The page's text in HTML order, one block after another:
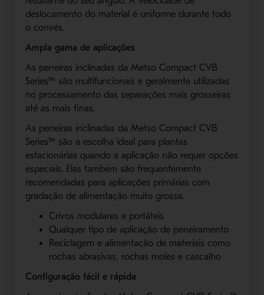
deslocamento do material é uniforme durante todo
o convés.
Ampla gama de aplicações
As peneiras inclinadas da Metso Compact CVB
Series™ são multifuncionais e geralmente utilizadas
no processamento das separações mais grosseiras
até as mais finas.
As peneiras inclinadas da Metso Compact CVB
Series™ são a escolha ideal para plantas
estacionárias quando a aplicação não requer opções
especiais. Elas também são frequentemente
recomendadas para aplicações primárias com
gradação de alimentação muito grossa.
Crivos modulares e portáteis
Qualquer tipo de aplicação de peneiramento
Reciclagem e alimentação de materiais como
rochas abrasivas, rochas moles e cascalho
Configuração fácil e rápida